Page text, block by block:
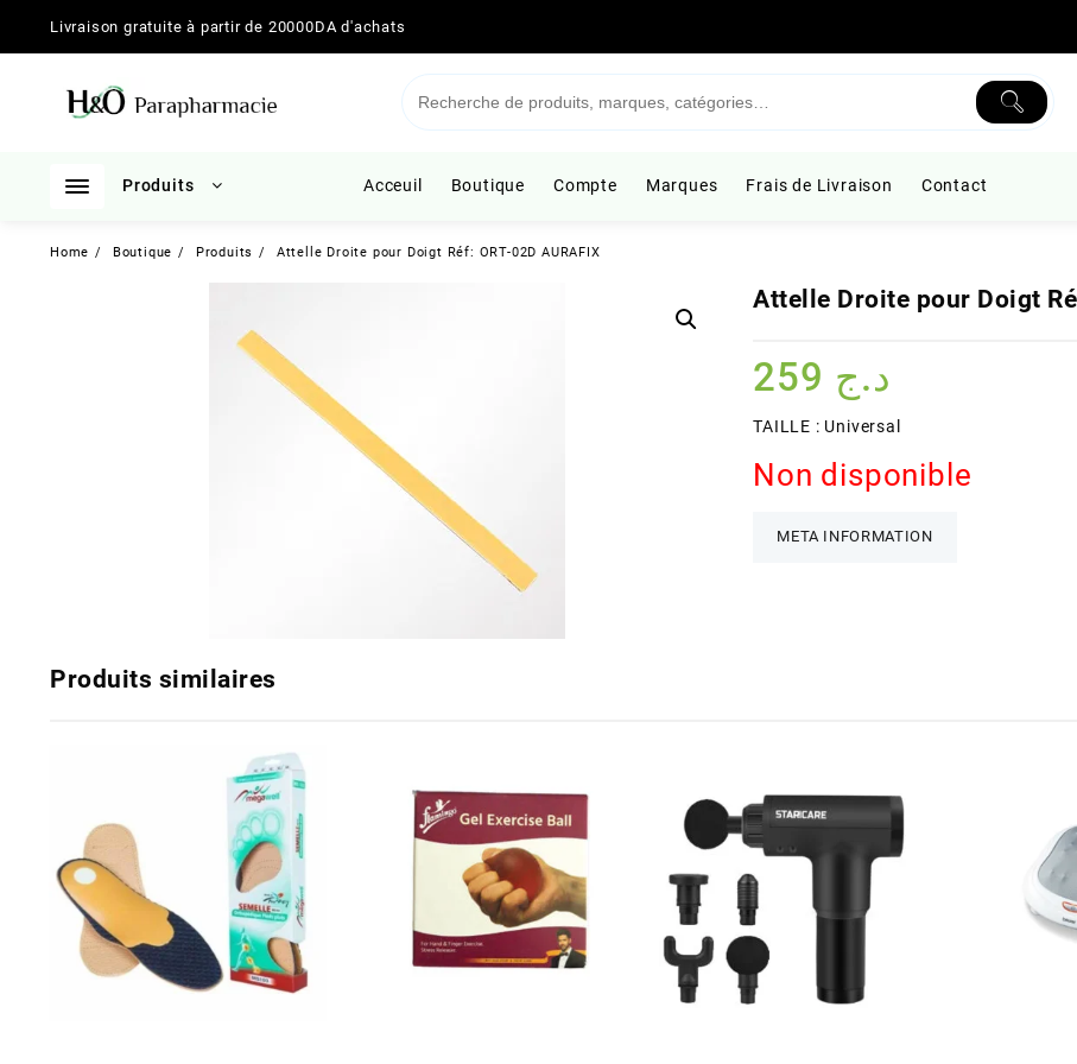
Livraison gratuite à partir de 20000DA d'achats
Produits Acceuil Boutique Compte Marques Frais de Livraison Contact
Home Boutique Produits Attelle Droite pour Doigt Réf: ORT-02D AURAFIX
Attelle Droite pour Doigt
د.ج
TAILLE : Universal
Non disponible
META INFORMATION
Produits similaires